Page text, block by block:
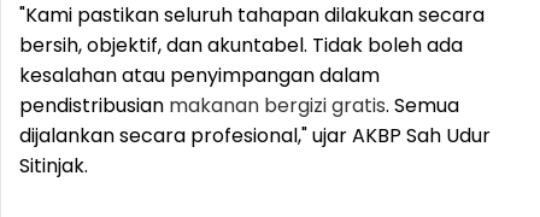
"Kami pastikan seluruh tahapan dilakukan secara
bersih, objektif, dan akuntabel. Tidak boleh ada
kesalahan atau penyimpangan dalam
pendistribusian makanan bergizi gratis. Semua
dijalankan secara profesional," ujar AKBP Sah Udur
Sitinjak.